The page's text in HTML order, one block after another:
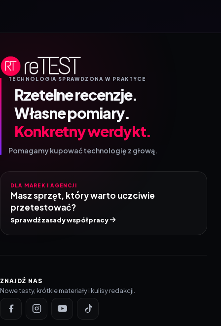
TECHNOLOGIA SPRAWDZONA W PRAKTYCE
Rzetelne recenzje.
Własne pomiary.
Konkretny werdykt.
Pomagamy kupować technologię z głową.
DLA MAREK I AGENCJI
Masz sprzęt, który warto uczciwie
przetestować?
Sprawdź zasady współpracy
ZNAJDŹ NAS
Nowe testy, krótkie materiały i kulisy redakcji.